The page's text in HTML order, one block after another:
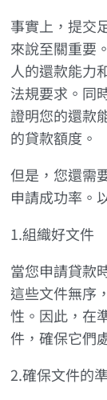
事實上，提交
來說至關重要
人的還款能力
法規要求。同
證明您的還款
的貸款額度。
但是，您還需
申請成功率。
1.組織好文件
當您申請貸款
這些文件無序
性。因此，在
件，確保它們
2.確保文件的